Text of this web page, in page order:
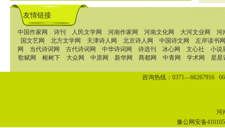
友情链接
中国作家网 诗刊 人民文学网 河南作家网 河南文化网 大河文业网
河
国文艺网
北方文学网 天津诗人网 北京诗人网 中国诗文网
左岸读书网
网
当代诗词网 古代诗词网 中华诗词网 诗选刊 冰心网 文心社
小说
歌赋网
榕树下 大众网 中原网 新华网 商都网 中青网 学术网 星星
咨询热线：0371—66267916
河
豫公网安备